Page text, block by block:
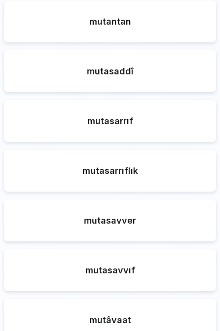
mutantan
mutasaddî
mutasarrıf
mutasarrıflık
mutasavver
mutasavvıf
mutâvaat